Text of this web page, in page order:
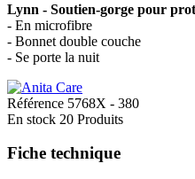
Lynn - Soutien-gorge pour
- En microfibre
- Bonnet double couche
- Se porte la nuit
Référence 5768X - 380
En stock 20 Produits
Fiche technique